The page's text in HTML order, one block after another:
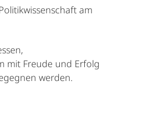
am
mit Freude und Erfolg
werden.